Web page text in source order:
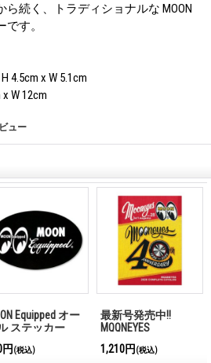
から続く、トラディショナルな MOON
です。
x W 5.1cm
W 12cm
ュー
Equipped オー
ステッカー
円 (税込)
最新号発売中!!
MQQNEYES
Magazine No.28 2026
1,210円 (税込)